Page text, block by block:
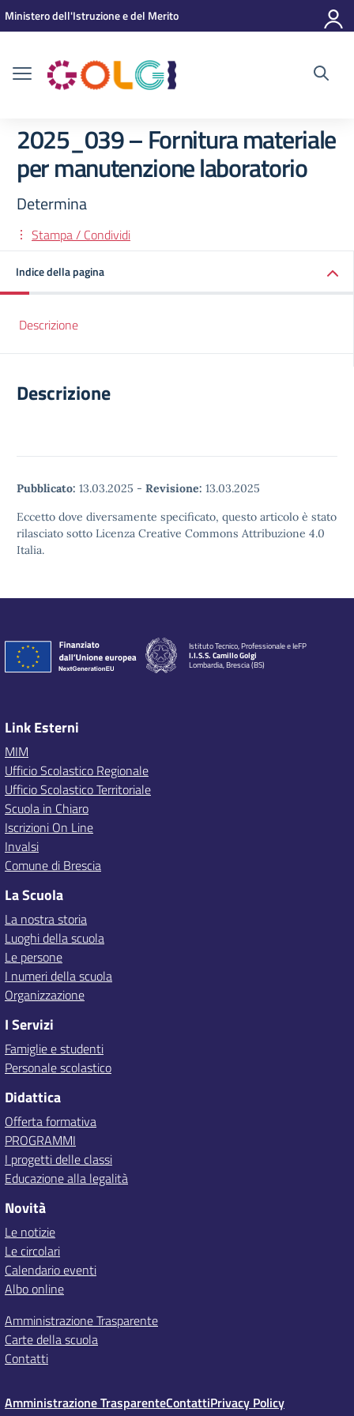
Vai ai contenuti
Vai al menu di navigazione
Vai al footer
Ministero dell'Istruzione e del Merito
2025_039 – Fornitura materiale
per manutenzione laboratorio
Determina
Stampa / Condividi
Indice della pagina
Descrizione
Descrizione
Pubblicato: 13.03.2025 - Revisione: 13.03.2025
Eccetto dove diversamente specificato, questo articolo è stato
rilasciato sotto Licenza Creative Commons Attribuzione 4.0
Italia.
Istituto Tecnico, Professionale e IeFP
I.I.S.S. Camillo Golgi
Lombardia, Brescia (BS)
Link Esterni
MIM
Ufficio Scolastico Regionale
Ufficio Scolastico Territoriale
Scuola in Chiaro
Iscrizioni On Line
Invalsi
Comune di Brescia
La Scuola
La nostra storia
Luoghi della scuola
Le persone
I numeri della scuola
Organizzazione
I Servizi
Famiglie e studenti
Personale scolastico
Didattica
Offerta formativa
PROGRAMMI
I progetti delle classi
Educazione alla legalità
Novità
Le notizie
Le circolari
Calendario eventi
Albo online
Amministrazione Trasparente
Carte della scuola
Contatti
Amministrazione TrasparenteContattiPrivacy Policy